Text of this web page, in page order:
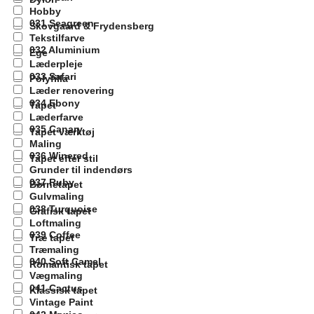
Skovgaard & Frydensberg
Ege
Polyfilla
Tapet
Tapet værktøj
Tapet efter stil
Børnetapet
Grafisk tapet
Træ tapet
Romantisk tapet
Klassisk tapet
031 Seagreen
032 Aluminium
033 Safari
034 Ebony
035 Canary
036 Winered
037 Ruby
038 Turquoise
039 Coffee
040 Soft Camel
041 Cactus
Hobby
Tekstilfarve
Læderpleje
Læder renovering
Læderfarve
Maling
Grunder til indendørs
Gulvmaling
Loftmaling
Træmaling
Vægmaling
Vintage Paint